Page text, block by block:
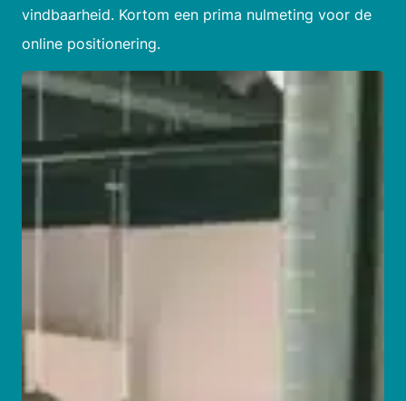
vindbaarheid. Kortom een prima nulmeting voor de
online positionering.